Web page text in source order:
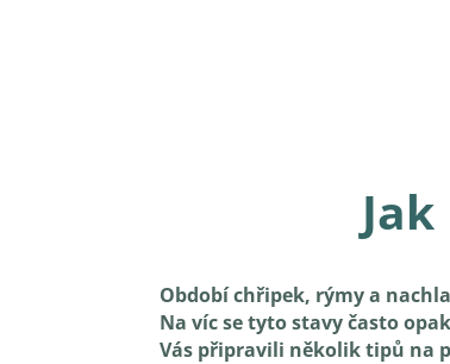
Období chřipek, rýmy a
Na víc se tyto stavy často
Vás připravili několik tipů na